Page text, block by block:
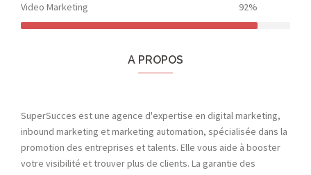
Video Marketing 92%
A PROPOS
SuperSucces est une agence d'expertise en digital marketing,
inbound marketing et marketing automation, spécialisée dans la
promotion des entreprises et talents. Elle vous aide à booster
votre visibilité et trouver plus de clients. La garantie des